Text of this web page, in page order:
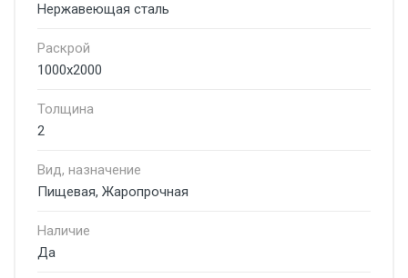
Нержавеющая сталь
Раскрой
1000х2000
Толщина
2
Вид, назначение
Пищевая, Жаропрочная
Наличие
Да